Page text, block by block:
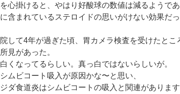
心掛けると、やはり好酸球の数値は減るようであ
含まれているステロイドの思いがけない効果だっ
して4年が過ぎた頃、胃カメラ検査を受けたとこ
見があった。
くなってるらしい。真っ白ではないらしいが。
ムビコート吸入が原因かな〜と思い、
ジダ食道炎はシムビコートの吸入と関連があります